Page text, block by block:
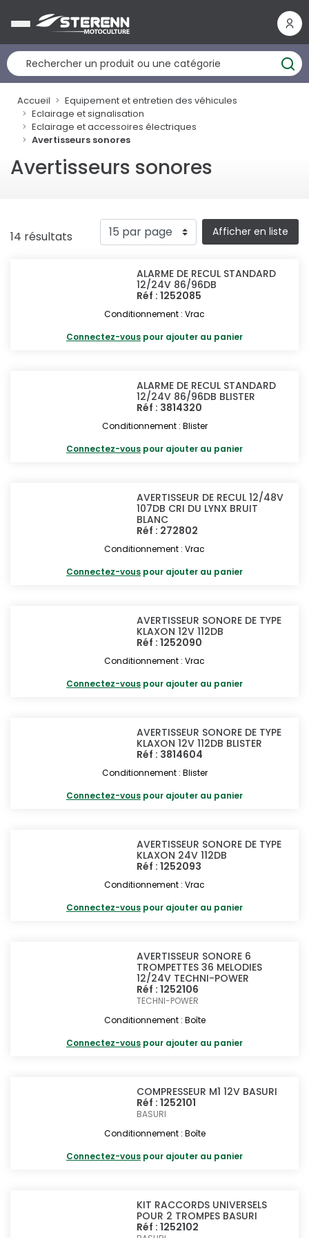
Accueil
Equipement et entretien des véhicules
Eclairage et signalisation
Eclairage et accessoires électriques
Avertisseurs sonores
Avertisseurs sonores
14 résultats Afficher en liste
ALARME DE RECUL STANDARD
12/24V 86/96DB
Réf : 1252085
Conditionnement : Vrac
Connectez-vous pour ajouter au panier
ALARME DE RECUL STANDARD
12/24V 86/96DB BLISTER
Réf : 3814320
Conditionnement : Blister
Connectez-vous pour ajouter au panier
AVERTISSEUR DE RECUL 12/48V
107DB CRI DU LYNX BRUIT
BLANC
Réf : 272802
Conditionnement : Vrac
Connectez-vous pour ajouter au panier
AVERTISSEUR SONORE DE TYPE
KLAXON 12V 112DB
Réf : 1252090
Conditionnement : Vrac
Connectez-vous pour ajouter au panier
AVERTISSEUR SONORE DE TYPE
KLAXON 12V 112DB BLISTER
Réf : 3814604
Conditionnement : Blister
Connectez-vous pour ajouter au panier
AVERTISSEUR SONORE DE TYPE
KLAXON 24V 112DB
Réf : 1252093
Conditionnement : Vrac
Connectez-vous pour ajouter au panier
AVERTISSEUR SONORE 6
TROMPETTES 36 MELODIES
12/24V TECHNI-POWER
Réf : 1252106
TECHNI-POWER
Conditionnement : Boîte
Connectez-vous pour ajouter au panier
COMPRESSEUR M1 12V BASURI
Réf : 1252101
BASURI
Conditionnement : Boîte
Connectez-vous pour ajouter au panier
KIT RACCORDS UNIVERSELS
POUR 2 TROMPES BASURI
Réf : 1252102